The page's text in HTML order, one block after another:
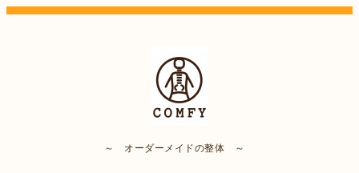
～ オーダーメイドの整体 ～